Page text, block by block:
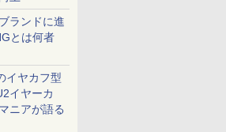
ランドに進
とは何者
イヤカフ型
イヤーカ
ニアが語る